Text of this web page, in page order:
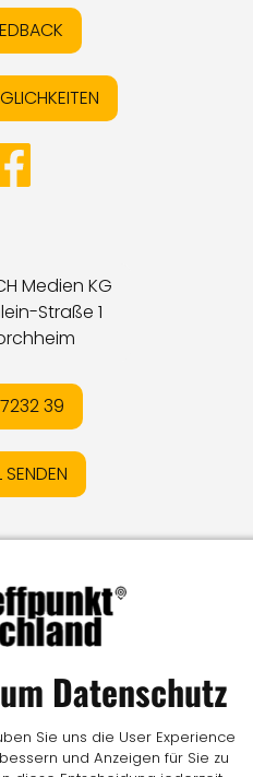
Medien KG
Straße 1
39
IVertrag widerrufen
GmbH
Datenschutz
Sie uns die User Experience
und Anzeigen für Sie zu